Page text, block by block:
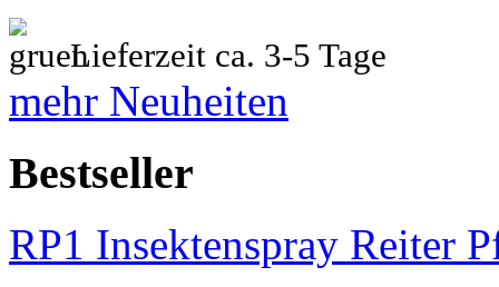
Lieferzeit ca. 3-5 Tage
mehr Neuheiten
Bestseller
RP1 Insektenspray Reiter